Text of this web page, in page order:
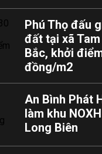
Phú Thọ đấu
đất tại xã
Bắc, khởi
đồng/m2
An Bình Phát
làm khu
Long Biên